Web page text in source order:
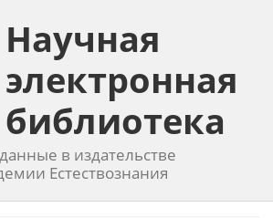
Научная
электронная
библиотека
в издательстве
Естествознания